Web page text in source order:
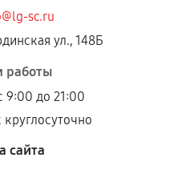
sc.ru
ул., 148Б
работы
9:00 до 21:00
сайта